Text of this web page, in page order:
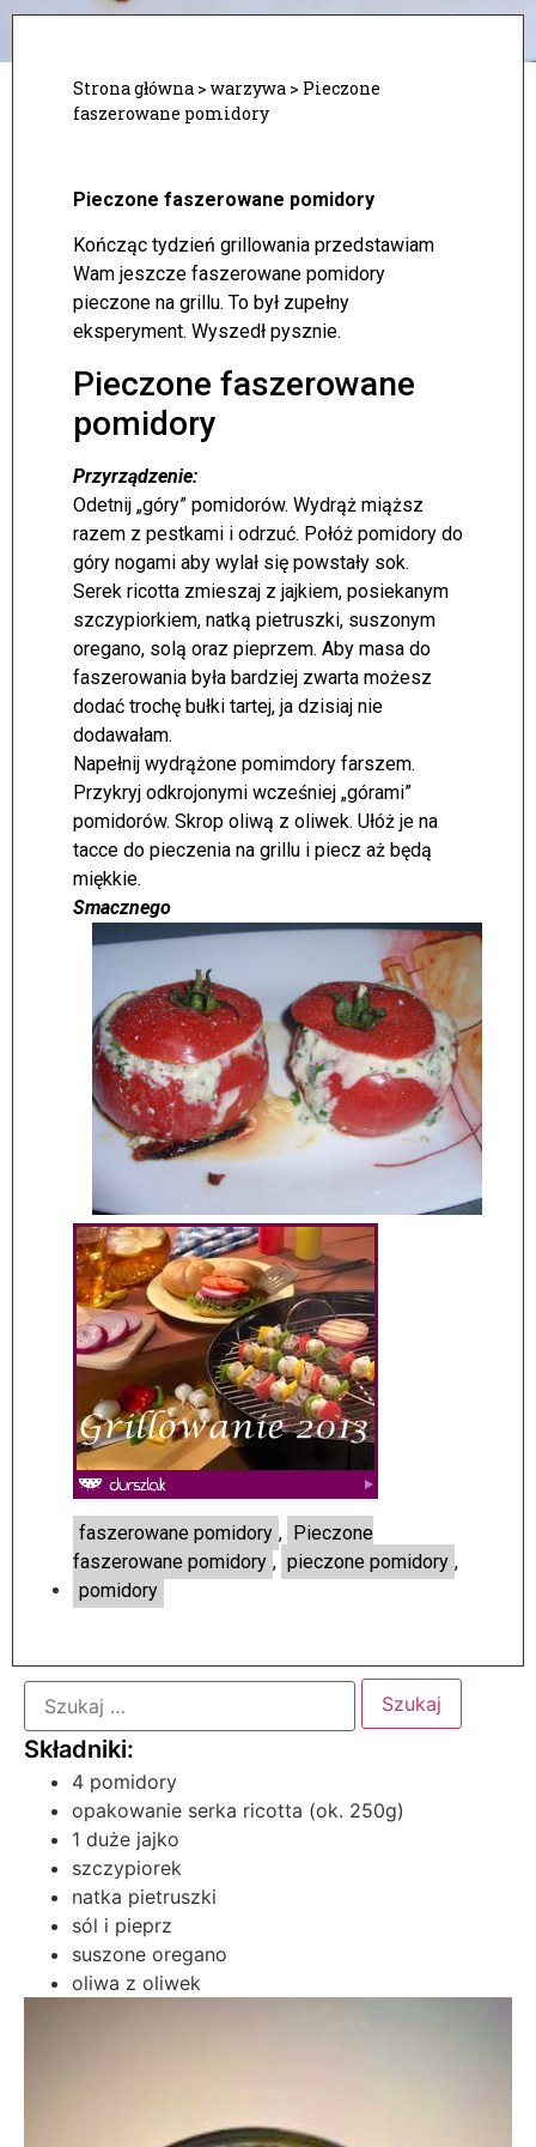
Strona główna > warzywa > Pieczone
faszerowane pomidory
Pieczone faszerowane pomidory
Kończąc tydzień grillowania przedstawiam
Wam jeszcze faszerowane pomidory
pieczone na grillu. To był zupełny
eksperyment. Wyszedł pysznie.
Pieczone faszerowane
pomidory
Przyrządzenie:
Odetnij „góry” pomidorów. Wydrąż miąższ
razem z pestkami i odrzuć. Połóż pomidory do
góry nogami aby wylał się powstały sok.
Serek ricotta zmieszaj z jajkiem, posiekanym
szczypiorkiem, natką pietruszki, suszonym
oregano, solą oraz pieprzem. Aby masa do
faszerowania była bardziej zwarta możesz
dodać trochę bułki tartej, ja dzisiaj nie
dodawałam.
Napełnij wydrążone pomimdory farszem.
Przykryj odkrojonymi wcześniej „górami”
pomidorów. Skrop oliwą z oliwek. Ułóż je na
tacce do pieczenia na grillu i piecz aż będą
miękkie.
Smacznego
faszerowane pomidory ,
Pieczone
faszerowane pomidory , pieczone pomidory ,
pomidory
4 pomidory
opakowanie serka ricotta (ok. 250g)
1 duże jajko
szczypiorek
natka pietruszki
sól i pieprz
suszone oregano
oliwa z oliwek